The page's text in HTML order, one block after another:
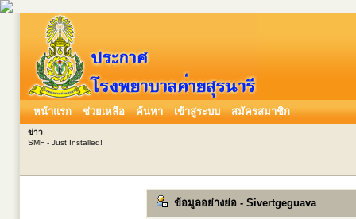
หน้าแรก ช่วยเหลือ ค้นหา เข้าสู่ระบบ สมัครสมาชิก
ข่าว:
SMF - Just Installed!
ข้อมูลอย่างย่อ - Sivertgeguava